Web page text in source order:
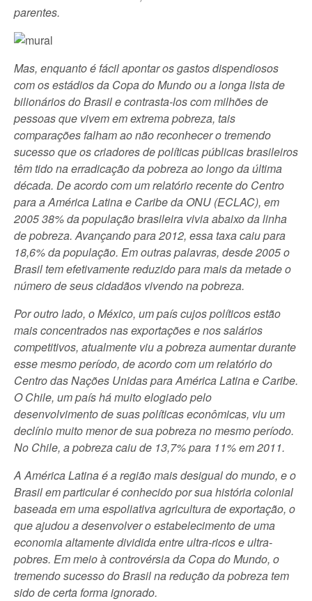
parentes.
Mas, enquanto é fácil apontar os gastos dispendiosos
com os estádios da Copa do Mundo ou a longa lista de
bilionários do Brasil e contrasta-los com milhões de
pessoas que vivem em extrema pobreza, tais
comparações falham ao não reconhecer o tremendo
sucesso que os criadores de políticas públicas brasileiros
têm tido na erradicação da pobreza ao longo da última
década. De acordo com um relatório recente do Centro
para a América Latina e Caribe da ONU (ECLAC), em
2005 38% da população brasileira vivia abaixo da linha
de pobreza. Avançando para 2012, essa taxa caiu para
18,6% da população. Em outras palavras, desde 2005 o
Brasil tem efetivamente reduzido para mais da metade o
número de seus cidadãos vivendo na pobreza.
Por outro lado, o México, um país cujos políticos estão
mais concentrados nas exportações e nos salários
competitivos, atualmente viu a pobreza aumentar durante
esse mesmo período, de acordo com um relatório do
Centro das Nações Unidas para América Latina e Caribe.
O Chile, um país há muito elogiado pelo
desenvolvimento de suas políticas econômicas, viu um
declínio muito menor de sua pobreza no mesmo período.
No Chile, a pobreza caiu de 13,7% para 11% em 2011.
A América Latina é a região mais desigual do mundo, e o
Brasil em particular é conhecido por sua história colonial
baseada em uma espoliativa agricultura de exportação, o
que ajudou a desenvolver o estabelecimento de uma
economia altamente dividida entre ultra-ricos e ultra-
pobres. Em meio à controvérsia da Copa do Mundo, o
tremendo sucesso do Brasil na redução da pobreza tem
sido de certa forma ignorado.